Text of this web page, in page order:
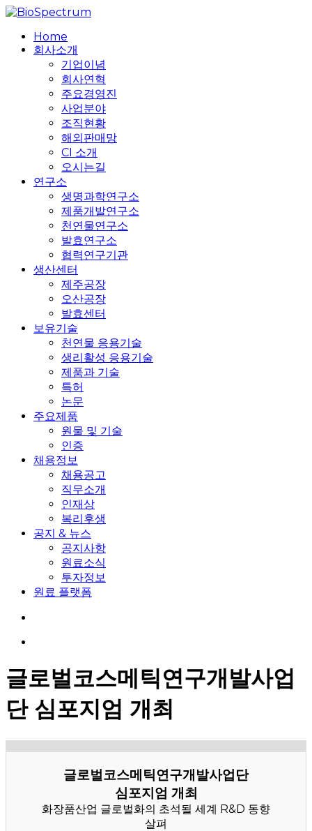
Skip
main
content
search
MenuHome
회사소개
기업이념
회사연혁
주요경영진
사업분야
조직현황
해외판매망
CI 소개
오시는길
연구소
생명과학연구소
제품개발연구소
천연물연구소
발효연구소
협력연구기관
생산센터
제주공장
오산공장
발효센터
보유기술
천연물 응용기술
생리활성 응용기술
제품과 기술
특허
논문
주요제품
원물 및 기술
인증
채용정보
채용공고
직무소개
인재상
복리후생
공지 & 뉴스
공지사항
원료소식
투자정보
원료 플랫폼
글로벌코스메틱연구개발사업
단 심포지엄 개최
글로벌코스메틱연구개발사업단
심포지엄 개최
화장품산업 글로벌화의 초석될 세계 R&D 동향
살펴